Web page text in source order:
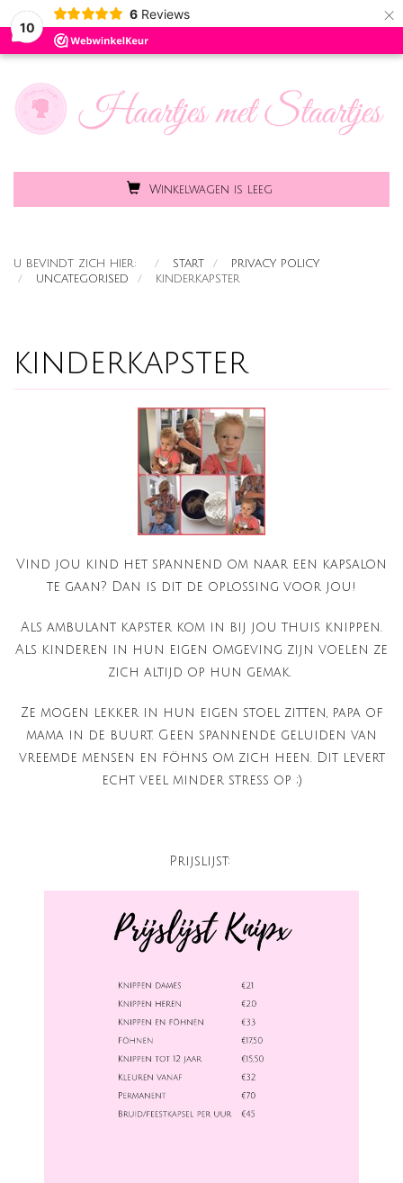
10
6 Reviews ×
Winkelwagen is leeg
Toggle
U BEVINDT ZICH HIER: START
PRIVACY POLICY
UNCATEGORISED
KINDERKAPSTER
kinderkapster
Vind jou kind het spannend om naar een kapsalon
te gaan? Dan is dit de oplossing voor jou!
Als ambulant kapster kom in bij jou thuis knippen.
Als kinderen in hun eigen omgeving zijn voelen ze
zich altijd op hun gemak.
Ze mogen lekker in hun eigen stoel zitten, papa of
mama in de buurt. Geen spannende geluiden van
vreemde mensen en föhns om zich heen. Dit levert
echt veel minder stress op ;)
Prijslijst: